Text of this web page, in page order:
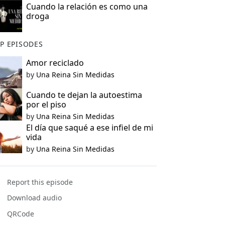
Cuando la relación es como una
droga
EPISODES
Amor reciclado
by Una Reina Sin Medidas
Cuando te dejan la autoestima
por el piso
by Una Reina Sin Medidas
El día que saqué a ese infiel de mi
vida
by Una Reina Sin Medidas
Report this episode
Download audio
QRCode